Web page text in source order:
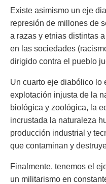
Existe asimismo un eje
represión de millones de
a razas y etnias distintas
en las sociedades
dirigido contra el pueblo
Un cuarto eje diabólico lo
explotación injusta de la
biológica y zoológica, la
incrustada la naturaleza
producción industrial y
que contaminan y
Finalmente, tenemos el
un militarismo en